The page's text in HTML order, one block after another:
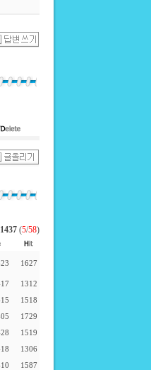
1437 (5/58)
1627
1312
1518
1729
1519
1306
1587